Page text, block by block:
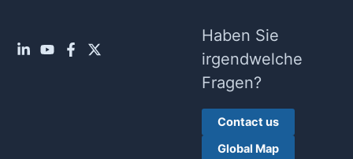
Haben Sie
irgendwelche
Fragen?
Contact us
Global Map